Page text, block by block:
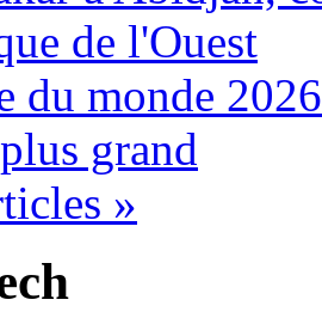
de l'Ouest
du monde
grand
»